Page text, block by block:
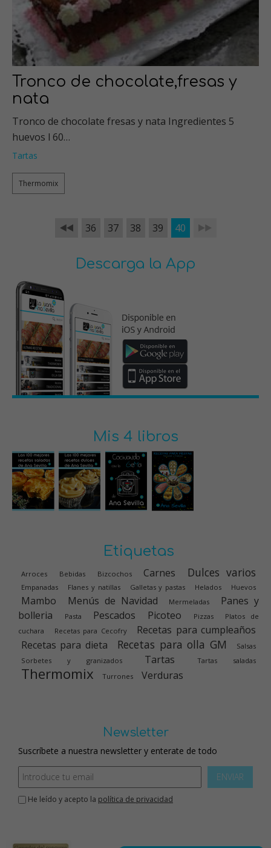
Tronco de chocolate,fresas y
nata
Tronco de chocolate fresas y nata Ingredientes 5
huevos l 60…
Tartas
Thermomix
36 37 38 39 40
Descarga la App
Mis 4 libros
Etiquetas
Arroces Bebidas Bizcochos Carnes Dulces varios
Empanadas Flanes y natillas Galletas y pastas Helados Huevos
Mambo Menús de Navidad Mermeladas
Panes y
bolleria
Pasta Pescados Picoteo Pizzas
Platos de
cuchara
Recetas para Cecofry
Recetas para cumpleaños
Recetas para dieta
Recetas para olla GM
Salsas
Sorbetes y granizados
Tartas Tartas saladas
Thermomix Turrones Verduras
Newsletter
Suscríbete a nuestra newsletter y enterate de todo
ENVIAR
He leído y acepto la política de privacidad